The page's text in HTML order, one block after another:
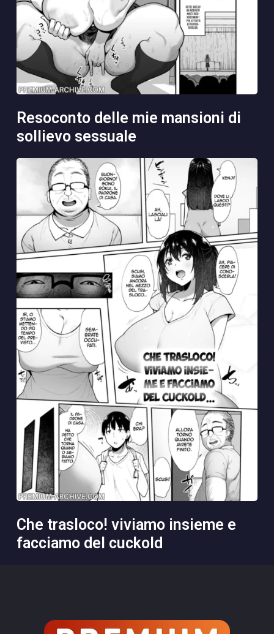
resoconto delle mie mansioni di
sollievo sessuale
che trasloco! viviamo insieme e
facciamo del cuckold